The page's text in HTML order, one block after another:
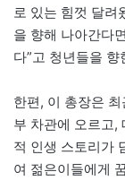
로 있는 힘껏 달려
을 향해 나아간다
다”고 청년들을
한편, 이 총장은
부 차관에 오르고,
적 인생 스토리가
여 젊은이들에게